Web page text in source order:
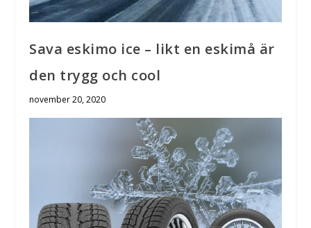
Sava eskimo ice – likt en eskimå är
den trygg och cool
november 20, 2020